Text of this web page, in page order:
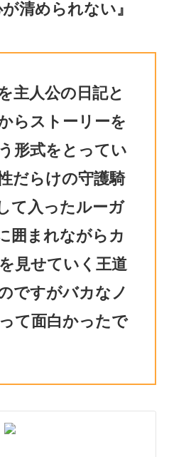
清められない』
主人公の日記と
らストーリーを
形式をとってい
だらけの守護騎
て入ったルーガ
囲まれながらカ
見せていく王道
ですがバカなノ
て面白かったで